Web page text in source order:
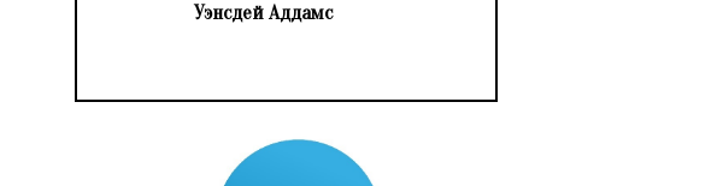
Уэнсдей Аддамс